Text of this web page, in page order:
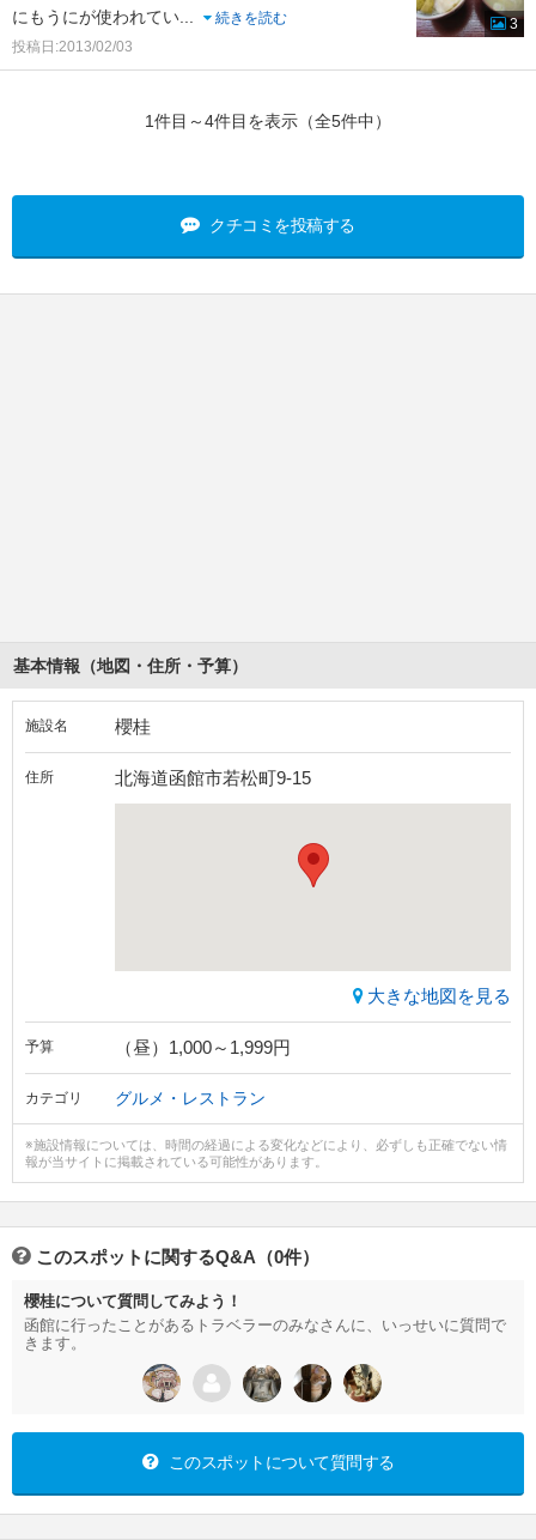
にもうにが使われてい
続きを読む
投稿日:2013/02/03
3
1件目～4件目を表示（全5件中）
クチコミを投稿する
基本情報（地図・住所・予算）
施設名 櫻桂
住所 北海道函館市若松町9-15
大きな地図を見る
予算 （昼）1,000～1,999円
カテゴリ グルメ・レストラン
※施設情報については、時間の経過による変化などにより、必ずしも正確でない情
報が当サイトに掲載されている可能性があります。
このスポットに関するQ&A（0件）
櫻桂について質問してみよう！
函館に行ったことがあるトラベラーのみなさんに、いっせいに質問で
きます。
このスポットについて質問する